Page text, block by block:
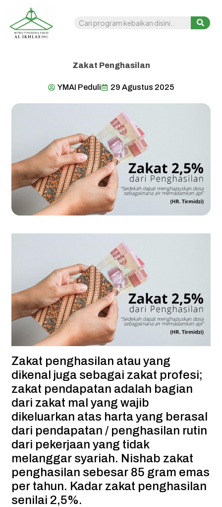
Zakat Penghasilan
YMAI Peduli 29 Agustus 2025
Zakat penghasilan atau yang
dikenal juga sebagai zakat profesi;
zakat pendapatan adalah bagian
dari zakat mal yang wajib
dikeluarkan atas harta yang berasal
dari pendapatan / penghasilan rutin
dari pekerjaan yang tidak
melanggar syariah. Nishab zakat
penghasilan sebesar 85 gram emas
per tahun. Kadar zakat penghasilan
senilai 2,5%.